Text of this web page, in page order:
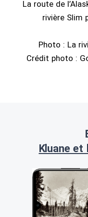
La route de
rivière Slim
Photo : La
Crédit photo :
Kluane et